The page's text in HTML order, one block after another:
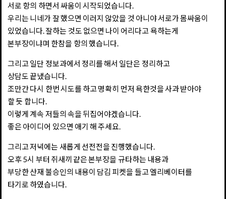
서로 항의 하면서 싸움이 시작되었습니다.
우리는 니네가 잘 했으면 이러지 않았을 것 아니야 서로가 몸싸움이
있었습니다. 잘하는 것도 없으면 나이 어리다고 욕하는게
본부장이냐며 한참을 항의 했습니다.
그리고 일단 정보과에서 정리를 해서 일단은 정리하고
상담도 끝냈습니다.
조만간 다시 한번 시도를 하고 명확히 먼저 욕한것을 사과 받아야
할 듯 합니다.
이렇게 계속 저들의 속을 뒤집어야겠습니다.
좋은 아이디어 있으면 애기 해 주세요.
그리고 저녁에는 새롭게 선전전을 진행했습니다.
오후 5시 부터 쥐새끼 같은 본부장을 규타하는 내용과
부당한 산재 불승인의 내용이 담김 피켓을 들고 엘리베이터를
타기로 하였습니다.